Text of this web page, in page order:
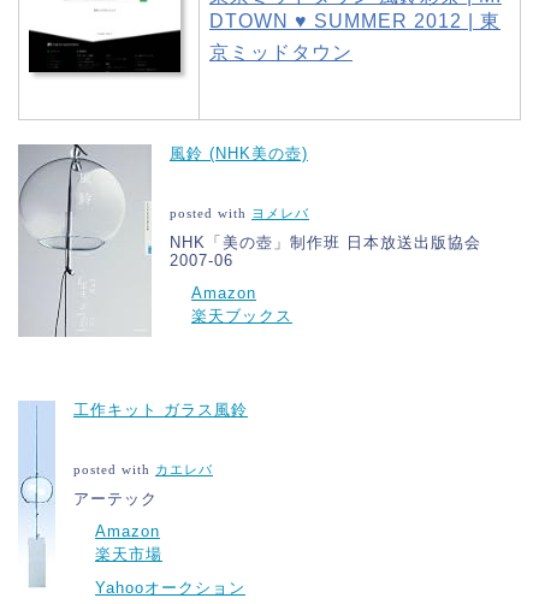
DTOWN ♥ SUMMER 2012 | 東
京ミッドタウン
風鈴 (NHK美の壺)
posted with ヨメレバ
NHK「美の壺」制作班 日本放送出版協会
2007-06
Amazon
楽天ブックス
工作キット ガラス風鈴
posted with カエレバ
アーテック
Amazon
楽天市場
Yahooオークション